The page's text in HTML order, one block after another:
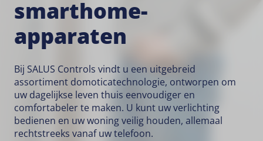
smarthome-
apparaten
Bij SALUS Controls vindt u een uitgebreid
assortiment domoticatechnologie, ontworpen om
uw dagelijkse leven thuis eenvoudiger en
comfortabeler te maken. U kunt uw verlichting
bedienen en uw woning veilig houden, allemaal
rechtstreeks vanaf uw telefoon.